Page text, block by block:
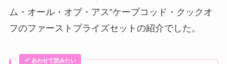
ム・オール・オブ・アス”ケープコッド・クックオ
フのファーストプライズセットの紹介でした。
あわせて読みたい